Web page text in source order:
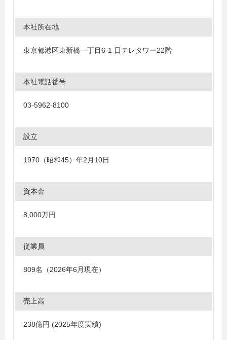
本社所在地
東京都港区東新橋一丁目6-1 日テレタワー22階
本社電話番号
03-5962-8100
設立
1970（昭和45）年2月10日
資本金
8,000万円
従業員
809名（2026年6月現在）
売上高
238億円 (2025年度実績)